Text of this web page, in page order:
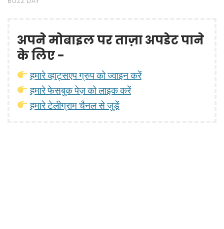
अपने मोबाइल पर ताज़ा अपडेट पाने
के लिए -
हमारे व्हाट्सएप ग्रुप को ज्वाइन करें
हमारे फेसबुक पेज़ को लाइक करें
हमारे टेलीग्राम चैनल से जुड़ें